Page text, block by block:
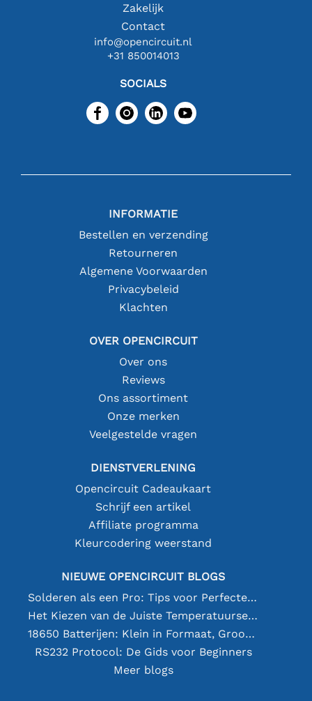
Zakelijk
Contact
info@opencircuit.nl
+31 850014013
SOCIALS
INFORMATIE
Bestellen en verzending
Retourneren
Algemene Voorwaarden
Privacybeleid
Klachten
OVER OPENCIRCUIT
Over ons
Reviews
Ons assortiment
Onze merken
Veelgestelde vragen
DIENSTVERLENING
Opencircuit Cadeaukaart
Schrijf een artikel
Affiliate programma
Kleurcodering weerstand
NIEUWE OPENCIRCUIT BLOGS
Solderen als een Pro: Tips voor Perfecte Elektronische Verbindingen
Het Kiezen van de Juiste Temperatuursensor [youtube]
18650 Batterijen: Klein in Formaat, Groot in Prestatie
RS232 Protocol: De Gids voor Beginners
Meer blogs